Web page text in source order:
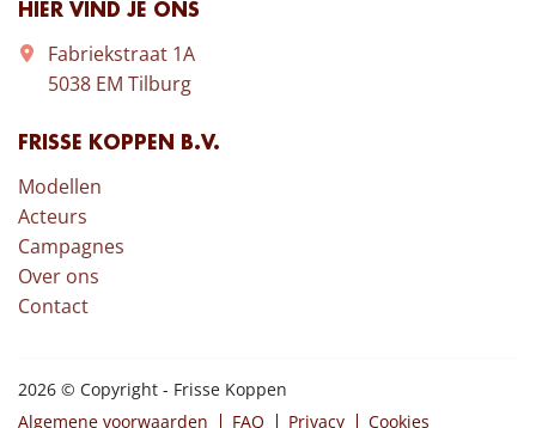
HIER VIND JE ONS
Fabriekstraat 1A
5038 EM Tilburg
FRISSE KOPPEN B.V.
Modellen
Acteurs
Campagnes
Over ons
Contact
2026 © Copyright - Frisse Koppen
Algemene voorwaarden
FAQ Privacy Cookies